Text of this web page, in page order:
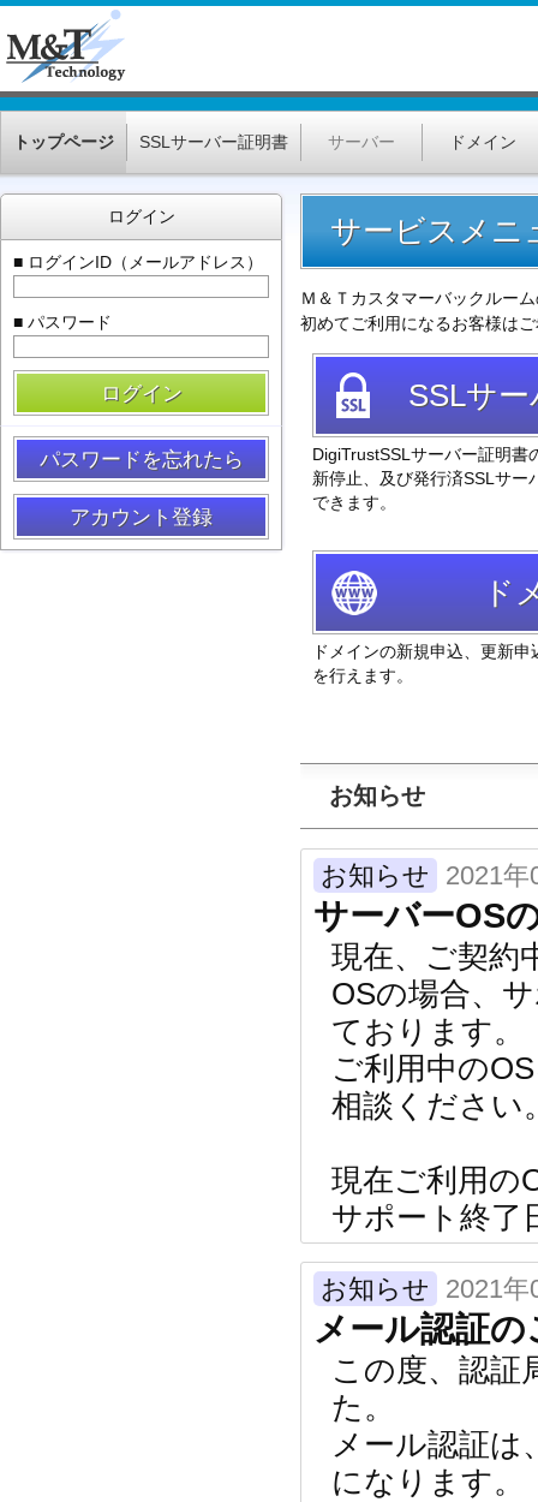
トップページ SSLサーバー証明書 サーバー ドメイン
ログイン
■ ログインID（メールアドレス）
■ パスワード
ログイン
パスワードを忘れたら
アカウント登録
サービスメニ
Ｍ＆Ｔカスタマーバックルー
初めてご利用になるお客様は
SSLサ
DigiTrustSSLサーバー証明書
新停止、及び発行済SSLサー
できます。
ド
ドメインの新規申込、更新
を行えます。
お知らせ
お知らせ 2021年
サーバーOS
現在、ご契約
OSの場合、
ております。
ご利用中の
相談ください
現在ご利用の
サポート終了
お知らせ 2021年
メール認証の
この度、認証
た。
メール認証は
になります。